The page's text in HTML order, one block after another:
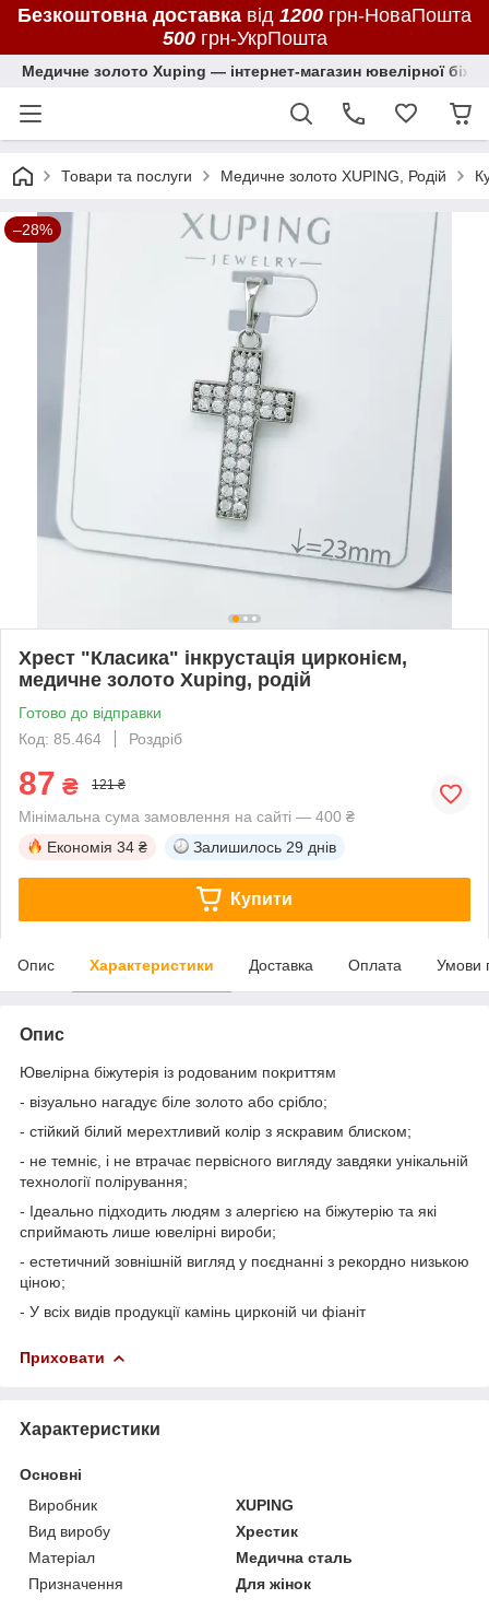
Безкоштовна доставка від 1200 грн-НоваПошта
500грн-УкрПошта
Медичне золото Xuping — інтернет-магазин ювелірної
Товари та послуги Медичне золото XUPING, Родій
–28%
Хрест "Класика" інкрустація цирконієм,
медичне золото Xuping, родій
Готово до відправки
Код: 85.464
Роздріб
87 ₴ 121 ₴
Мінімальна сума замовлення на сайті — 400 ₴
Економія 34 ₴ Залишилось 29 днів
Купити
Опис Характеристики Доставка Оплата Умови
Опис
Ювелірна біжутерія із родованим покриттям
- візуально нагадує біле золото або срібло;
- стійкий білий мерехтливий колір з яскравим блиском;
- не темніє, і не втрачає первісного вигляду завдяки унікальній
технології полірування;
- Ідеально підходить людям з алергією на біжутерію та які
сприймають лише ювелірні вироби;
- естетичний зовнішній вигляд у поєднанні з рекордно низькою
ціною;
- У всіх видів продукції камінь цирконій чи фіаніт
Приховати
Характеристики
Основні
Виробник
XUPING
Вид виробу
Хрестик
Матеріал
Медична сталь
Призначення
Для жінок